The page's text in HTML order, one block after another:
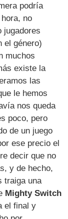
podría
no
jugadores
el género)
muchos
existe la
las
le hemos
nos queda
poco, pero
de un juego
ese precio el
decir que no
y de hecho,
traiga una
Mighty Switch
el final y